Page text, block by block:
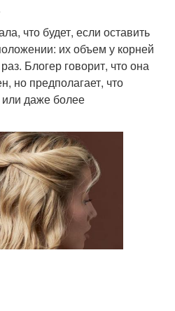
что будет, если оставить
их объем у корней
Блогер говорит, что она
но предполагает, что
или даже более